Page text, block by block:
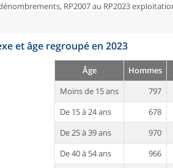
RP2007 au RP2023
et âge regroupé en 2023
Âge Hommes
Moins de 15 ans
797
De 15 à 24 ans
678
De 25 à 39 ans
970
De 40 à 54 ans
966